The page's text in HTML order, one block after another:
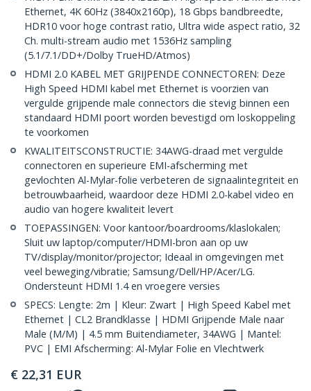
Ethernet, 4K 60Hz (3840x2160p), 18 Gbps bandbreedte,
HDR10 voor hoge contrast ratio, Ultra wide aspect ratio, 32
Ch. multi-stream audio met 1536Hz sampling
(5.1/7.1/DD+/Dolby TrueHD/Atmos)
HDMI 2.0 KABEL MET GRIJPENDE CONNECTOREN: Deze
High Speed HDMI kabel met Ethernet is voorzien van
vergulde grijpende male connectors die stevig binnen een
standaard HDMI poort worden bevestigd om loskoppeling
te voorkomen
KWALITEITSCONSTRUCTIE: 34AWG-draad met vergulde
connectoren en superieure EMI-afscherming met
gevlochten Al-Mylar-folie verbeteren de signaalintegriteit en
betrouwbaarheid, waardoor deze HDMI 2.0-kabel video en
audio van hogere kwaliteit levert
TOEPASSINGEN: Voor kantoor/boardrooms/klaslokalen;
Sluit uw laptop/computer/HDMI-bron aan op uw
TV/display/monitor/projector; Ideaal in omgevingen met
veel beweging/vibratie; Samsung/Dell/HP/Acer/LG.
Ondersteunt HDMI 1.4 en vroegere versies
SPECS: Lengte: 2m | Kleur: Zwart | High Speed Kabel met
Ethernet | CL2 Brandklasse | HDMI Grijpende Male naar
Male (M/M) | 4.5 mm Buitendiameter, 34AWG | Mantel:
PVC | EMI Afscherming: Al-Mylar Folie en Vlechtwerk
€ 22,31 EUR